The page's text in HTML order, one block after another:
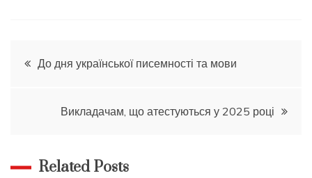
Навігація
До дня української писемності та мови
Викладачам, що атестуються у 2025 році
Related Posts